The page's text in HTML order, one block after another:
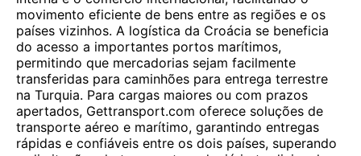
movimento eficiente de bens entre as regiões e os
países vizinhos. A logística da Croácia se beneficia
do acesso a importantes portos marítimos,
permitindo que mercadorias sejam facilmente
transferidas para caminhões para entrega terrestre
na Turquia. Para cargas maiores ou com prazos
apertados, Gettransport.com oferece soluções de
transporte aéreo e marítimo, garantindo entregas
rápidas e confiáveis ​​entre os dois países, superando